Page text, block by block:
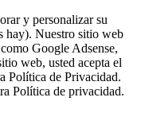
y personalizar su
hay). Nuestro sitio web
Google Adsense,
web, usted acepta el
Política de Privacidad.
Política de privacidad.